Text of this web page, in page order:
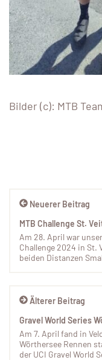
Bilder (c): MTB
Älterer Beitrag
Gravel World Series
Am 7. April fand in
Wörthersee Rennen
der UCI Gravel World
Neuerer Beitrag
MTB Challenge St.
Am 28. April war
Challenge 2024 in St.
beiden Distanzen